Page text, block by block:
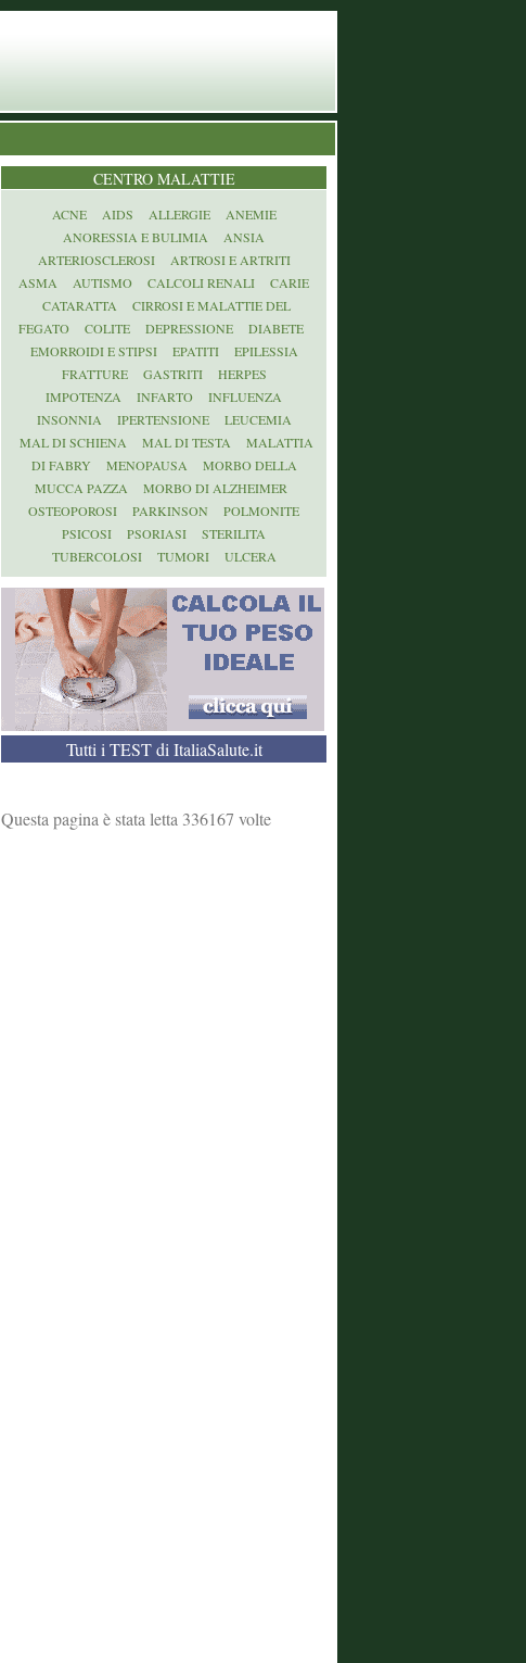
CENTRO MALATTIE
ACNE AIDS ALLERGIE
ANEMIE
ANORESSIA E BULIMIA
ANSIA
ARTERIOSCLEROSI
ARTROSI E ARTRITI
ASMA
AUTISMO CALCOLI RENALI
CARIE
CATARATTA
CIRROSI E MALATTIE DEL
FEGATO
COLITE DEPRESSIONE
DIABETE
EMORROIDI E STIPSI
EPATITI
EPILESSIA
FRATTURE
GASTRITI
HERPES
IMPOTENZA
INFARTO
INFLUENZA
INSONNIA
IPERTENSIONE
LEUCEMIA
MAL DI SCHIENA
MAL DI TESTA
MALATTIA
DI FABRY
MENOPAUSA
MORBO DELLA
MUCCA PAZZA
MORBO DI ALZHEIMER
OSTEOPOROSI
PARKINSON
POLMONITE
PSICOSI
PSORIASI
STERILITA
TUBERCOLOSI
TUMORI ULCERA
Tutti i TEST di ItaliaSalute.it
Questa pagina è stata letta 336167 volte